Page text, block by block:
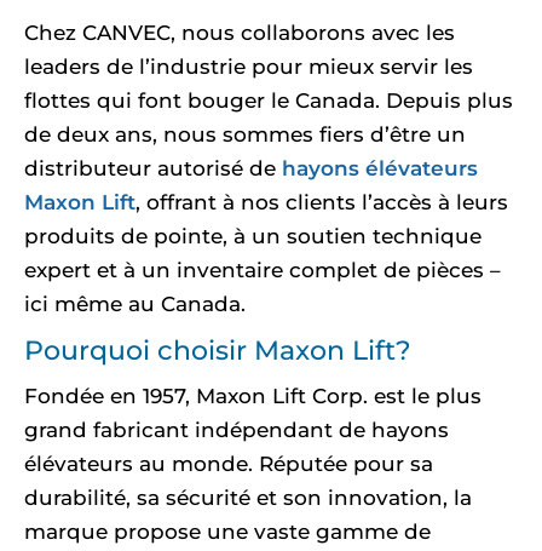
Chez CANVEC, nous collaborons avec les
leaders de l’industrie pour mieux servir les
flottes qui font bouger le Canada. Depuis plus
de deux ans, nous sommes fiers d’être un
distributeur autorisé de hayons élévateurs
Maxon Lift, offrant à nos clients l’accès à leurs
produits de pointe, à un soutien technique
expert et à un inventaire complet de pièces –
ici même au Canada.
Pourquoi choisir Maxon Lift?
Fondée en 1957, Maxon Lift Corp. est le plus
grand fabricant indépendant de hayons
élévateurs au monde. Réputée pour sa
durabilité, sa sécurité et son innovation, la
marque propose une vaste gamme de